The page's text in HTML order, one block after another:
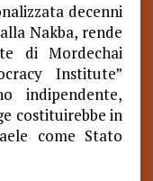
decenni
Nakba, rende
di Mordechai
Institute”
indipendente,
costituirebbe in
come Stato